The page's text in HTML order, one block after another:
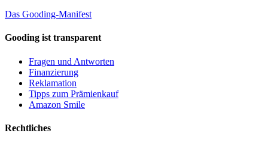
Das Gooding-Manifest
Gooding ist transparent
Fragen und Antworten
Finanzierung
Reklamation
Tipps zum Prämienkauf
Amazon Smile
Rechtliches